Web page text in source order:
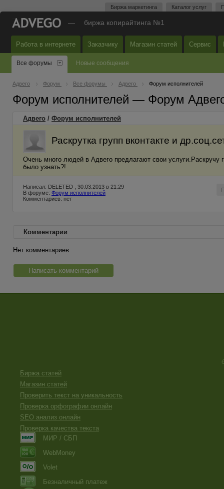
Биржа маркетинга Каталог услуг
— биржа копирайтинга №1
Работа в интернете Заказчику Магазин статей Сервис
Все форумы Новые сообщения
Адвего Форум Все форумы Адвего Форум исполнителей
Форум исполнителей — Форум
Адвего / Форум исполнителей
Раскрутка групп вконтакте и
Очень много людей в Адвего предлагают свои
было узнать?!
Написал: DELETED , 30.03.2013 в 21:29
В форуме: Форум исполнителей
Комментариев: нет
Комментарии
Нет комментариев
Написать комментарий
Биржа статей
Магазин статей
Проверить текст на уникальность
Проверка орфографии онлайн
SEO анализ онлайн
Проверка качества текста
МИР / СБП
WebMoney
Volet
Безналичный платеж